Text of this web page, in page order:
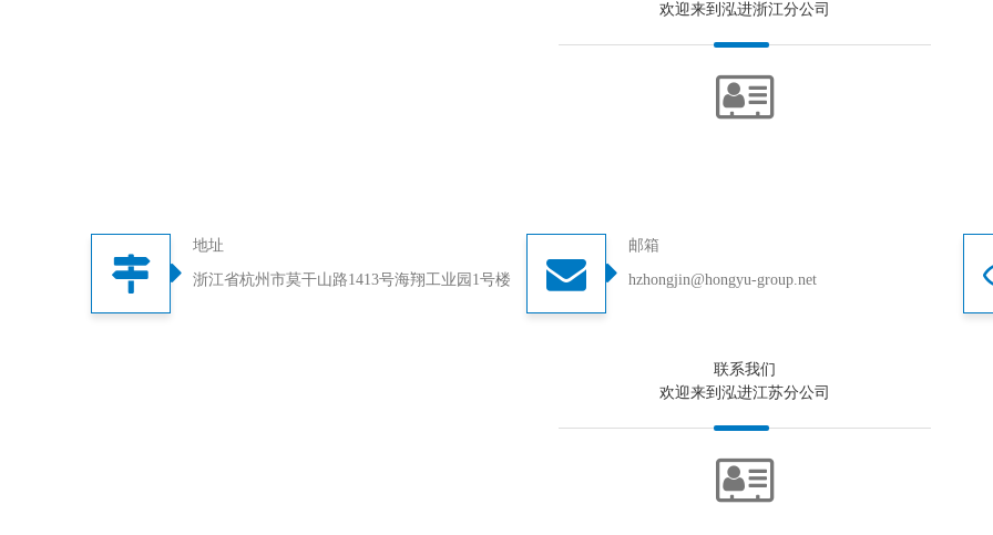
欢迎来到泓进浙江分公司
地址
浙江省杭州市莫干山路1413号海翔工业园1号楼
邮箱
hzhongjin@hongyu-group.net
联系我们
欢迎来到泓进江苏分公司